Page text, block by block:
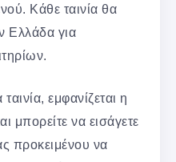
Κάθε ταινία θα
Ελλάδα για
εμφανίζεται η
μπορείτε να εισάγετε
προκειμένου να